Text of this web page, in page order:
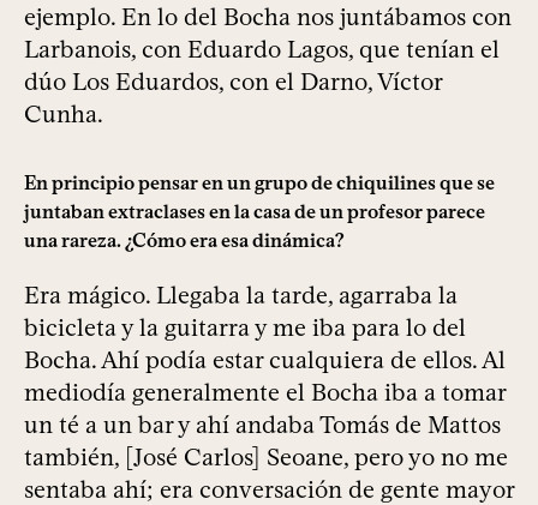
ejemplo. En lo del Bocha nos juntábamos con
Larbanois, con Eduardo Lagos, que tenían el
dúo Los Eduardos, con el Darno, Víctor
Cunha.
En principio pensar en un grupo de chiquilines que se
juntaban extraclases en la casa de un profesor parece
una rareza. ¿Cómo era esa dinámica?
Era mágico. Llegaba la tarde, agarraba la
bicicleta y la guitarra y me iba para lo del
Bocha. Ahí podía estar cualquiera de ellos. Al
mediodía generalmente el Bocha iba a tomar
un té a un bar y ahí andaba Tomás de Mattos
también, [José Carlos] Seoane, pero yo no me
sentaba ahí; era conversación de gente mayor